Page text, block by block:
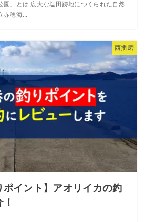
園」とは 広大な塩田跡地につくられた自然
穂海...
西播磨
ポイント】アオリイカの釣